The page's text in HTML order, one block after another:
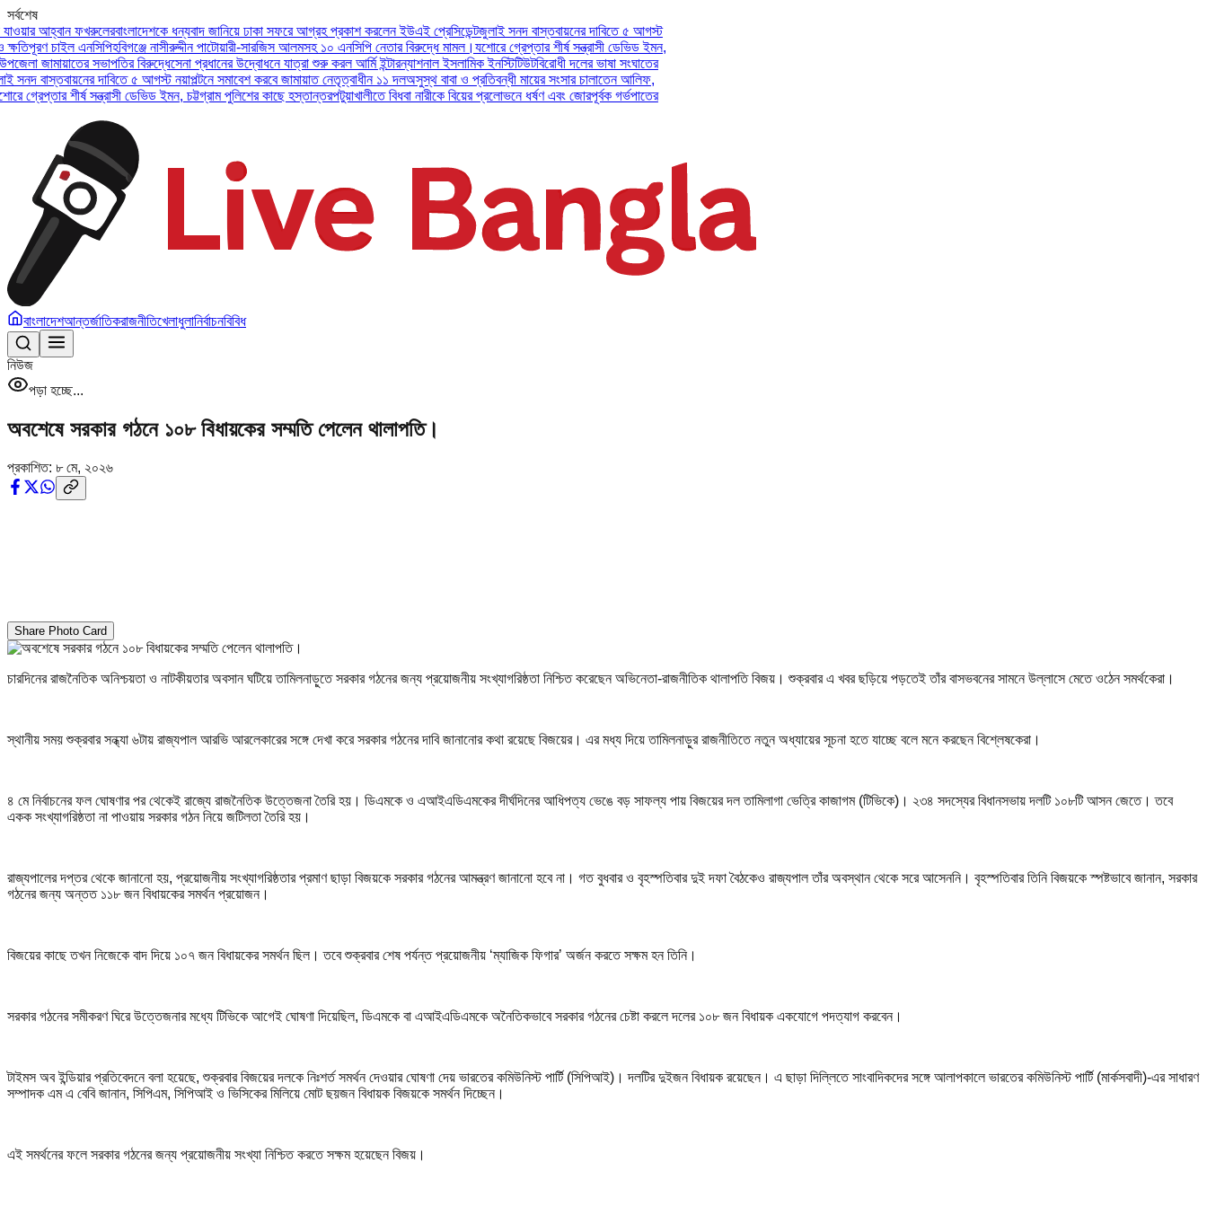
সর্বশেষ
ফখরুলেরবাংলাদেশকে ধন্যবাদ জানিয়ে ঢাকা সফরে আগ্রহ প্রকাশ করলেন ইউএই প্রেসিডেন্টজুলাই সনদ বাস্তবায়নের দাবিতে ৫ আগস্ট
এনসিপিহবিগঞ্জে নাসীরুদ্দীন পাটোয়ারী-সারজিস আলমসহ ১০ এনসিপি নেতার বিরুদ্ধে মামল।যশোরে গ্রেপ্তার শীর্ষ সন্ত্রাসী ডেভিড ইমন,
সভাপতির বিরুদ্ধেসেনা প্রধানের উদ্বোধনে যাত্রা শুরু করল আর্মি ইন্টারন্যাশনাল ইসলামিক ইনস্টিটিউটবিরোধী দলের ভাষা সংঘাতের
দাবিতে ৫ আগস্ট নয়াপল্টনে সমাবেশ করবে জামায়াত নেতৃত্বাধীন ১১ দলঅসুস্থ বাবা ও প্রতিবন্ধী মায়ের সংসার চালাতেন আলিফ,
শীর্ষ সন্ত্রাসী ডেভিড ইমন, চট্টগ্রাম পুলিশের কাছে হস্তান্তরপটুয়াখালীতে বিধবা নারীকে বিয়ের প্রলোভনে ধর্ষণ এবং জোরপূর্বক গর্ভপাতের
বাংলাদেশআন্তর্জাতিকরাজনীতিখেলাধুলানির্বাচনবিবিধ
নিউজ
পড়া হচ্ছে...
অবশেষে সরকার গঠনে ১০৮ বিধায়কের সম্মতি পেলেন থালাপতি।
প্রকাশিত: ৮ মে, ২০২৬
Share Photo Card
চারদিনের রাজনৈতিক অনিশ্চয়তা ও নাটকীয়তার অবসান ঘটিয়ে তামিলনাড়ুতে সরকার গঠনের জন্য প্রয়োজনীয় সংখ্যাগরিষ্ঠতা নিশ্চিত করেছেন অভিনেতা-রাজনীতিক থালাপতি বিজয়। শুক্রবার এ খবর ছড়িয়ে পড়তেই তাঁর বাসভবনের সামনে উল্লাসে মেতে ওঠেন সমর্থকেরা।
স্থানীয় সময় শুক্রবার সন্ধ্যা ৬টায় রাজ্যপাল আরভি আরলেকারের সঙ্গে দেখা করে সরকার গঠনের দাবি জানানোর কথা রয়েছে বিজয়ের। এর মধ্য দিয়ে তামিলনাড়ুর রাজনীতিতে নতুন অধ্যায়ের সূচনা হতে যাচ্ছে বলে মনে করছেন বিশ্লেষকেরা।
৪ মে নির্বাচনের ফল ঘোষণার পর থেকেই রাজ্যে রাজনৈতিক উত্তেজনা তৈরি হয়। ডিএমকে ও এআইএডিএমকের দীর্ঘদিনের আধিপত্য ভেঙে বড় সাফল্য পায় বিজয়ের দল তামিলাগা ভেত্রি কাজাগম (টিভিকে)। ২৩৪ সদস্যের বিধানসভায় দলটি ১০৮টি আসন জেতে। তবে
একক সংখ্যাগরিষ্ঠতা না পাওয়ায় সরকার গঠন নিয়ে জটিলতা তৈরি হয়।
রাজ্যপালের দপ্তর থেকে জানানো হয়, প্রয়োজনীয় সংখ্যাগরিষ্ঠতার প্রমাণ ছাড়া বিজয়কে সরকার গঠনের আমন্ত্রণ জানানো হবে না। গত বুধবার ও বৃহস্পতিবার দুই দফা বৈঠকেও রাজ্যপাল তাঁর অবস্থান থেকে সরে আসেননি। বৃহস্পতিবার তিনি বিজয়কে স্পষ্টভাবে জানান, সরকার
গঠনের জন্য অন্তত ১১৮ জন বিধায়কের সমর্থন প্রয়োজন।
বিজয়ের কাছে তখন নিজেকে বাদ দিয়ে ১০৭ জন বিধায়কের সমর্থন ছিল। তবে শুক্রবার শেষ পর্যন্ত প্রয়োজনীয় ‘ম্যাজিক ফিগার’ অর্জন করতে সক্ষম হন তিনি।
সরকার গঠনের সমীকরণ ঘিরে উত্তেজনার মধ্যে টিভিকে আগেই ঘোষণা দিয়েছিল, ডিএমকে বা এআইএডিএমকে অনৈতিকভাবে সরকার গঠনের চেষ্টা করলে দলের ১০৮ জন বিধায়ক একযোগে পদত্যাগ করবেন।
টাইমস অব ইন্ডিয়ার প্রতিবেদনে বলা হয়েছে, শুক্রবার বিজয়ের দলকে নিঃশর্ত সমর্থন দেওয়ার ঘোষণা দেয় ভারতের কমিউনিস্ট পার্টি (সিপিআই)। দলটির দুইজন বিধায়ক রয়েছেন। এ ছাড়া দিল্লিতে সাংবাদিকদের সঙ্গে আলাপকালে ভারতের কমিউনিস্ট পার্টি (মার্কসবাদী)-এর সাধারণ
সম্পাদক এম এ বেবি জানান, সিপিএম, সিপিআই ও ভিসিকের মিলিয়ে মোট ছয়জন বিধায়ক বিজয়কে সমর্থন দিচ্ছেন।
এই সমর্থনের ফলে সরকার গঠনের জন্য প্রয়োজনীয় সংখ্যা নিশ্চিত করতে সক্ষম হয়েছেন বিজয়।